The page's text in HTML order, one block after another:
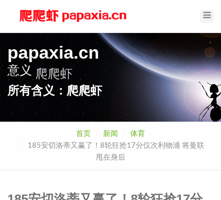
papaxia.cn
意义爬爬虾
所有含义：爬爬虾
首页 新闻
体育
185安切洛蒂又赢了！8轮狂抢17分仅次利物浦 将曼联
甩在身后